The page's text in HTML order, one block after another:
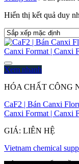
Hiển thị kết quả duy
Xem nhanh
HÓA CHẤT CÔNG
CaF2 | Bán Canxi
Canxi Format | Canxi
GIÁ: LIÊN HỆ
Vietnam chemical